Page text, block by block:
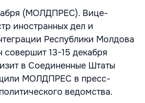
(МОЛДПРЕС). Вице-
иностранных дел и
Республики Молдова
совершит 13-15 декабря
в Соединенные Штаты
МОЛДПРЕС в пресс-
ведомства.